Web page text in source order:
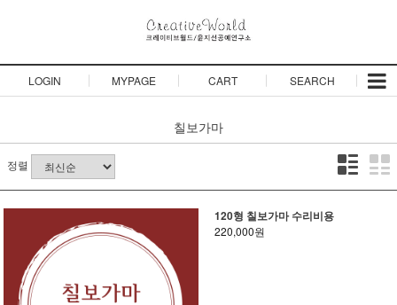
LOGIN MYPAGE CART SEARCH
칠보가마
정렬
120형 칠보가마 수리비용
220,000원